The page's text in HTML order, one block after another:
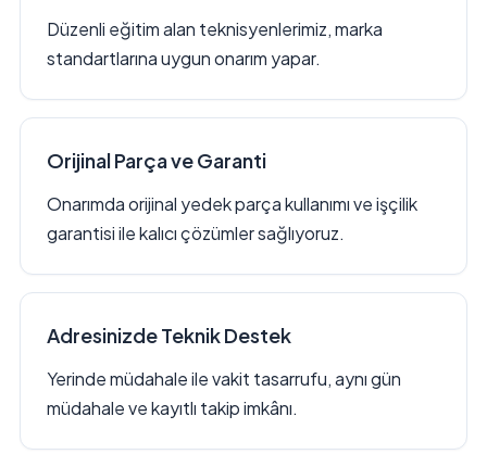
Düzenli eğitim alan teknisyenlerimiz, marka
standartlarına uygun onarım yapar.
Orijinal Parça ve Garanti
Onarımda orijinal yedek parça kullanımı ve işçilik
garantisi ile kalıcı çözümler sağlıyoruz.
Adresinizde Teknik Destek
Yerinde müdahale ile vakit tasarrufu, aynı gün
müdahale ve kayıtlı takip imkânı.